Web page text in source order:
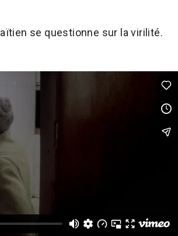
se questionne sur la virilité.